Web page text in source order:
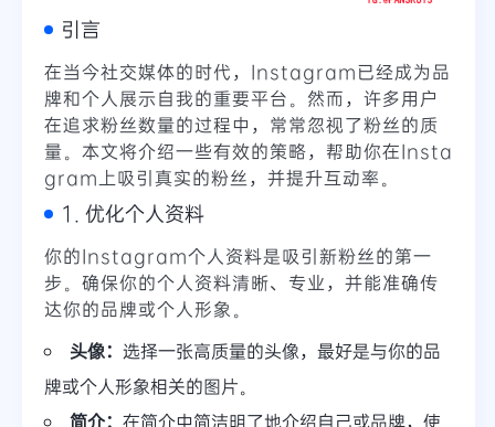
引言
在当今社交媒体的时代，Instagram已经成为品
牌和个人展示自我的重要平台。然而，许多用户
在追求粉丝数量的过程中，常常忽视了粉丝的质
量。本文将介绍一些有效的策略，帮助你在Insta
gram上吸引真实的粉丝，并提升互动率。
1. 优化个人资料
你的Instagram个人资料是吸引新粉丝的第一
步。确保你的个人资料清晰、专业，并能准确传
达你的品牌或个人形象。
头像： 选择一张高质量的头像，最好是与你的品
牌或个人形象相关的图片。
简介： 在简介中简洁明了地介绍自己或品牌，使